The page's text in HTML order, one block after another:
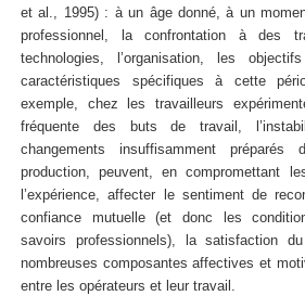
et al., 1995) : à un âge donné, à un
professionnel, la confrontation à des
technologies, l’organisation, les
caractéristiques spécifiques à cette
exemple, chez les travailleurs
fréquente des buts de travail,
changements insuffisamment
production, peuvent, en compromettant
l’expérience, affecter le sentiment de
confiance mutuelle (et donc les
savoirs professionnels), la satisfaction
nombreuses composantes affectives et
entre les opérateurs et leur travail.